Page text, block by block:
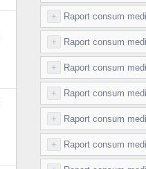
+ Raport consum
+ Raport consum
+ Raport consum
+ Raport consum
+ Raport consum
+ Raport consum